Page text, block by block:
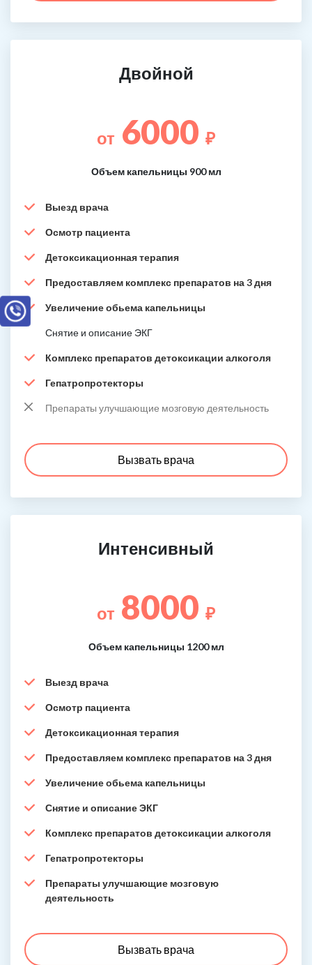
Двойной
от 6000 ₽
Объем капельницы 900 мл
Выезд врача
Осмотр пациента
Детоксикационная терапия
Предоставляем комплекс препаратов на 3 дня
Увеличение обьема капельницы
Снятие и описание ЭКГ
Комплекс препаратов детоксикации алкоголя
Гепатропротекторы
Препараты улучшающие мозговую деятельность
Вызвать врача
Интенсивный
от 8000 ₽
Объем капельницы 1200 мл
Выезд врача
Осмотр пациента
Детоксикационная терапия
Предоставляем комплекс препаратов на 3 дня
Увеличение обьема капельницы
Снятие и описание ЭКГ
Комплекс препаратов детоксикации алкоголя
Гепатропротекторы
Препараты улучшающие мозговую
деятельность
Вызвать врача